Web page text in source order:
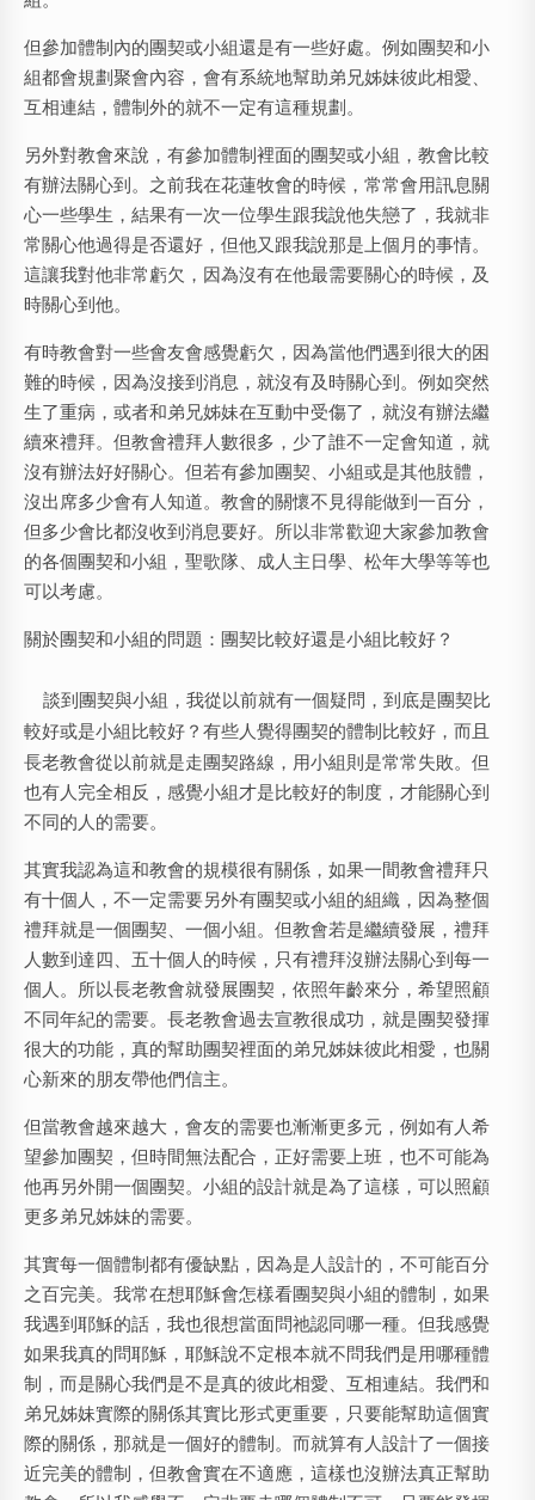
但參加體制內的團契或小組還是有一些好處。例如團契和小
組都會規劃聚會內容，會有系統地幫助弟兄姊妹彼此相愛、
互相連結，體制外的就不一定有這種規劃。
另外對教會來說，有參加體制裡面的團契或小組，教會比較
有辦法關心到。之前我在花蓮牧會的時候，常常會用訊息關
心一些學生，結果有一次一位學生跟我說他失戀了，我就非
常關心他過得是否還好，但他又跟我說那是上個月的事情。
這讓我對他非常虧欠，因為沒有在他最需要關心的時候，及
時關心到他。
有時教會對一些會友會感覺虧欠，因為當他們遇到很大的困
難的時候，因為沒接到消息，就沒有及時關心到。例如突然
生了重病，或者和弟兄姊妹在互動中受傷了，就沒有辦法繼
續來禮拜。但教會禮拜人數很多，少了誰不一定會知道，就
沒有辦法好好關心。但若有參加團契、小組或是其他肢體，
沒出席多少會有人知道。教會的關懷不見得能做到一百分，
但多少會比都沒收到消息要好。所以非常歡迎大家參加教會
的各個團契和小組，聖歌隊、成人主日學、松年大學等等也
可以考慮。
關於團契和小組的問題：團契比較好還是小組比較好？
談到團契與小組，我從以前就有一個疑問，到底是團契比
較好或是小組比較好？有些人覺得團契的體制比較好，而且
長老教會從以前就是走團契路線，用小組則是常常失敗。但
也有人完全相反，感覺小組才是比較好的制度，才能關心到
不同的人的需要。
其實我認為這和教會的規模很有關係，如果一間教會禮拜只
有十個人，不一定需要另外有團契或小組的組織，因為整個
禮拜就是一個團契、一個小組。但教會若是繼續發展，禮拜
人數到達四、五十個人的時候，只有禮拜沒辦法關心到每一
個人。所以長老教會就發展團契，依照年齡來分，希望照顧
不同年紀的需要。長老教會過去宣教很成功，就是團契發揮
很大的功能，真的幫助團契裡面的弟兄姊妹彼此相愛，也關
心新來的朋友帶他們信主。
但當教會越來越大，會友的需要也漸漸更多元，例如有人希
望參加團契，但時間無法配合，正好需要上班，也不可能為
他再另外開一個團契。小組的設計就是為了這樣，可以照顧
更多弟兄姊妹的需要。
其實每一個體制都有優缺點，因為是人設計的，不可能百分
之百完美。我常在想耶穌會怎樣看團契與小組的體制，如果
我遇到耶穌的話，我也很想當面問祂認同哪一種。但我感覺
如果我真的問耶穌，耶穌說不定根本就不問我們是用哪種體
制，而是關心我們是不是真的彼此相愛、互相連結。我們和
弟兄姊妹實際的關係其實比形式更重要，只要能幫助這個實
際的關係，那就是一個好的體制。而就算有人設計了一個接
近完美的體制，但教會實在不適應，這樣也沒辦法真正幫助